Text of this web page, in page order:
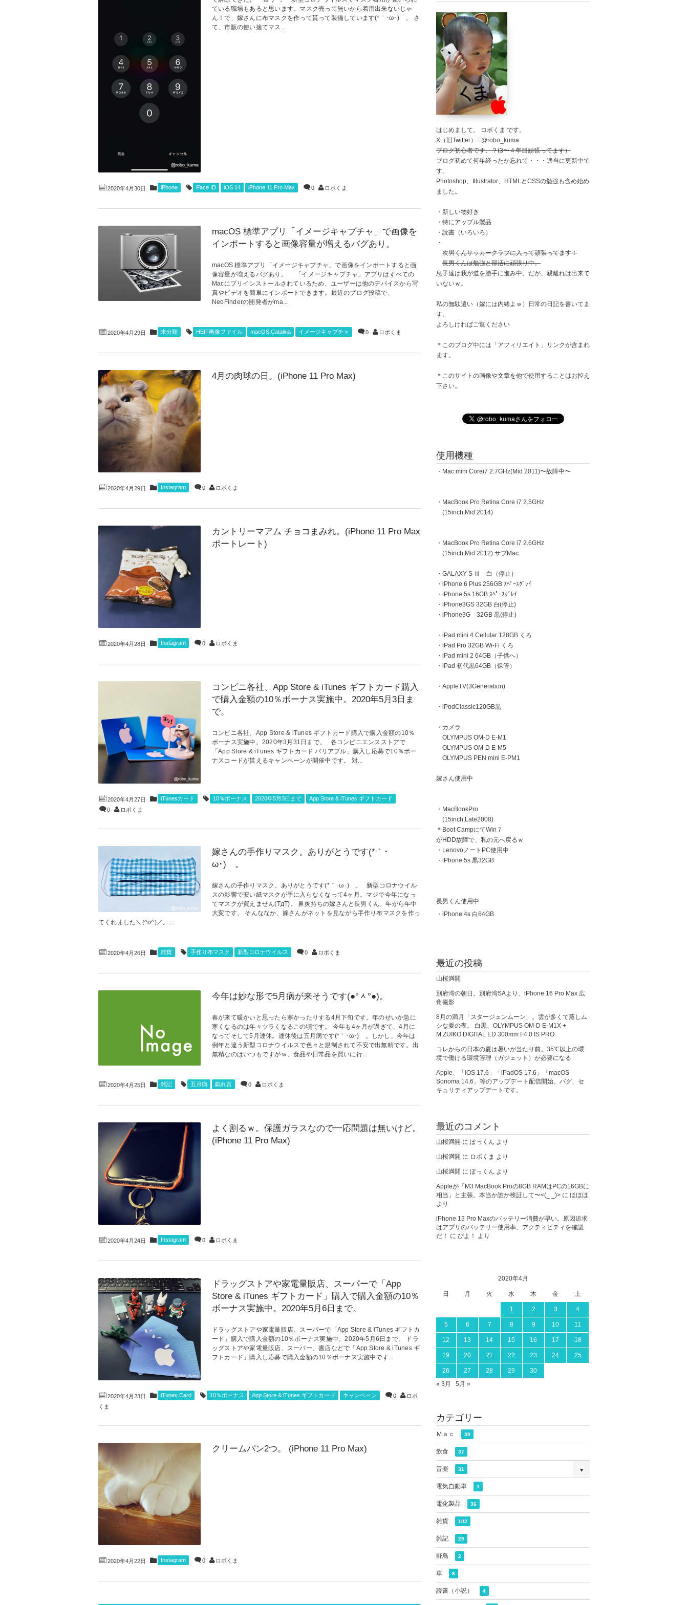
ている職場もあると思います。マスク売って無いから着用出来ないじゃ
ん！で、嫁さんに布マスクを作って貰って装備しています(*｀･ω･)ゞ。 さ
て、市販の使い捨てマス...
2020年4月30日 iPhone Face ID iOS 14 iPhone 11 Pro Max 0 ロボくま
macOS 標準アプリ「イメージキャプチャ」で画像を
インポートすると画像容量が増えるバグあり。
macOS 標準アプリ「イメージキャプチャ」で画像をインポートすると画
像容量が増えるバグあり。 「イメージキャプチャ」アプリはすべての
Macにプリインストールされているため、ユーザーは他のデバイスから写
真やビデオを簡単にインポートできます。最近のブログ投稿で、
NeoFinderの開発者がma...
2020年4月29日 未分類 HEIF画像ファイル macOS Catalina イメージキャプチャ 0 ロボくま
4月の肉球の日。(iPhone 11 Pro Max)
2020年4月29日 Instagram 0 ロボくま
カントリーマアム チョコまみれ。(iPhone 11 Pro Max
ポートレート)
2020年4月28日 Instagram 0 ロボくま
コンビニ各社、App Store & iTunes ギフトカード購入
で購入金額の10％ボーナス実施中。2020年5月3日ま
で。
コンビニ各社、App Store & iTunes ギフトカード購入で購入金額の10％
ボーナス実施中。2020年3月31日まで。 各コンビニエンスストアで
「App Store & iTunes ギフトカード バリアブル」購入し応募で10％ボー
ナスコードが貰えるキャンペーンが開催中です。 対...
2020年4月27日 iTunesカード 10％ボーナス 2020年5月3日まで
App Store & iTunes ギフトカード
0
ロボくま
嫁さんの手作りマスク。ありがとうです(*｀･
ω･)ゞ。
嫁さんの手作りマスク。ありがとうです(*｀･ω･)ゞ。 新型コロナウイル
スの影響で安い紙マスクが手に入らなくなって4ヶ月。マジで今年になっ
てマスクが買えません(TдT)。 鼻炎持ちの嫁さんと長男くん。年がら年中
大変です。 そんななか、嫁さんがネットを見ながら手作り布マスクを作っ
てくれました＼(^o^)／。...
2020年4月26日 雑貨 手作り布マスク 新型コロナウイルス 0 ロボくま
今年は妙な形で5月病が来そうです(●°ᆺ°●)。
春が来て暖かいと思ったら寒かったりする4月下旬です。年のせいか急に
寒くなるのは年々ツラくなるこの頃です。 今年も4ヶ月が過ぎて、4月に
なってそして5月連休。連休後は五月病です(*｀･ω･)ゞ。しかし、今年は
例年と違う新型コロナウイルスで色々と規制されて不安で出無精です。出
無精なのはいつもですがｗ、食品や日常品を買いに行...
2020年4月25日 雑記 五月病 戯れ言 0 ロボくま
よく割るｗ。保護ガラスなので一応問題は無いけど。
(iPhone 11 Pro Max)
2020年4月24日 Instagram 0 ロボくま
ドラッグストアや家電量販店、スーパーで「App
Store & iTunes ギフトカード」購入で購入金額の10％
ボーナス実施中。2020年5月6日まで。
ドラッグストアや家電量販店、スーパーで「App Store & iTunes ギフトカ
ード」購入で購入金額の10％ボーナス実施中。2020年5月6日まで。 ドラ
ッグストアや家電量販店、スーパー、書店などで「App Store & iTunes ギ
フトカード」購入し応募で購入金額の10％ボーナス実施中です...
2020年4月23日 iTunes Card 10％ボーナス App Store & iTunes ギフトカード キャンペーン 0
ロボ
くま
クリームパン2つ。 (iPhone 11 Pro Max)
2020年4月22日 Instagram 0 ロボくま
はじめまして。 ロボくま です。
X（旧Twitter） : @robo_kuma
ブログ初心者です。？(3〜４年目頑張ってます）
ブログ初めて何年経ったか忘れて・・・適当に更新中で
す。
Photoshop、Illustrator、HTMLとCSSの勉強も含め始め
ました。
・新しい物好き
・特にアップル製品
・読書（いろいろ）
・
次男くんサッカークラブに入って頑張ってます！
長男くんは勉強と部活に頑張り中。
息子達は我が道を勝手に進み中。だが、親離れは出来て
いないｗ。
私の無駄遣い（嫁には内緒よｗ）日常の日記を書いてま
す。
よろしければご覧ください
＊このブログ中には「アフィリエイト」リンクが含まれ
ます。
＊このサイトの画像や文章を他で使用することはお控え
下さい。
使用機種
・Mac mini Corei7 2.7GHz(Mid 2011)〜故障中〜
・MacBook Pro Retina Core i7 2.5GHz
(15inch,Mid 2014)
・MacBook Pro Retina Core i7 2.6GHz
(15inch,Mid 2012) サブMac
・GALAXY S Ⅲ 白（停止）
・iPhone 6 Plus 256GB ｽﾍﾟｰｽｸﾞﾚｲ
・iPhone 5s 16GB ｽﾍﾟｰｽｸﾞﾚｲ
・iPhone3GS 32GB 白(停止)
・iPhone3G 32GB 黒(停止)
・iPad mini 4 Cellular 128GB くろ
・iPad Pro 32GB Wi-Fi くろ
・iPad mini 2 64GB（子供へ）
・iPad 初代黒64GB（保管）
・AppleTV(3Generation)
・iPodClassic120GB黒
・カメラ
OLYMPUS OM-D E-M1
OLYMPUS OM-D E-M5
OLYMPUS PEN mini E-PM1
嫁さん使用中
・MacBookPro
(15inch,Late2008)
＊Boot CampにてWin７
がHDD故障で、私の元へ戻るｗ
・LenovoノートPC使用中
・iPhone 5s 黒32GB
長男くん使用中
・iPhone 4s 白64GB
最近の投稿
山桜満開
別府湾の朝日。別府湾SAより、iPhone 16 Pro Max 広
角撮影
8月の満月「スタージェンムーン」。雲が多くて蒸しム
シな夏の夜。 白黒、OLYMPUS OM-D E-M1X +
M.ZUIKO DIGITAL ED 300mm F4.0 IS PRO
コレからの日本の夏は暑いが当たり前。35℃以上の環
境で働ける環境管理（ガジェット）が必要になる
Apple、「iOS 17.6」「iPadOS 17.6」「macOS
Sonoma 14.6」等のアップデート配信開始。バグ、セ
キュリティアップデートです。
最近のコメント
山桜満開 に ぽっくん より
山桜満開 に ロボくま より
山桜満開 に ぽっくん より
Appleが「M3 MacBook Proの8GB RAMはPCの16GBに
相当」と主張。本当か誰か検証して〜<(_ _)> に ほほほ
より
iPhone 13 Pro Maxのバッテリー消費が早い。原因追求
はアプリのバッテリー使用率、アクティビティを確認
だ！
に ぴよ！ より
2020年4月
日 月 火 水 木 金 土
1 2 3 4
5 6 7 8 9 10 11
12 13 14 15 16 17 18
19 20 21 22 23 24 25
26 27 28 29
30
« 3月
5月 »
カテゴリー
Ｍａｃ 39
飲食 37
音楽 31
電気自動車 1
電化製品 36
雑貨 102
雑記 29
野鳥 2
車 6
読書（小説） 4